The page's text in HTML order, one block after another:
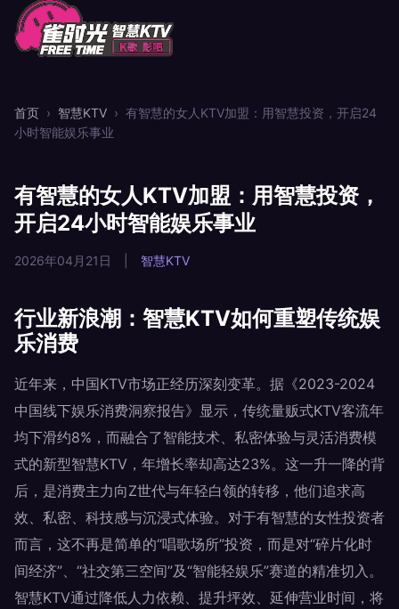
首页 › 智慧KTV › 有智慧的女人KTV加盟：用智慧投资，开启24
小时智能娱乐事业
有智慧的女人KTV加盟：用智慧投资，
开启24小时智能娱乐事业
2026年04月21日 智慧KTV
行业新浪潮：智慧KTV如何重塑传统娱
乐消费
近年来，中国KTV市场正经历深刻变革。据《2023-2024
中国线下娱乐消费洞察报告》显示，传统量贩式KTV客流年
均下滑约8%，而融合了智能技术、私密体验与灵活消费模
式的新型智慧KTV，年增长率却高达23%。这一升一降的背
后，是消费主力向Z世代与年轻白领的转移，他们追求高
效、私密、科技感与沉浸式体验。对于有智慧的女性投资者
而言，这不再是简单的“唱歌场所”投资，而是对“碎片化时
间经济”、“社交第三空间”及“智能轻娱乐”赛道的精准切入。
智慧KTV通过降低人力依赖、提升坪效、延伸营业时间，将